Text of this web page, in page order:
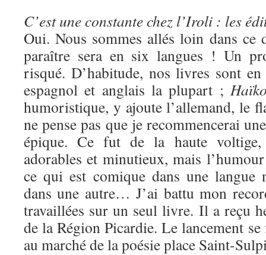
C’est une constante chez l’Iroli : les
Oui. Nous sommes allés loin dans ce
paraître sera en six langues ! Un
risqué. D’habitude, nos livres sont
espagnol et anglais la plupart ;
humoristique, y ajoute l’allemand, le
ne pense pas que je recommencerai
épique. Ce fut de la haute voltige,
adorables et minutieux, mais
ce qui est comique dans une langue
dans une autre… J’ai battu mon
travaillées sur un seul livre. Il a reçu
de la Région Picardie. Le lancement
au marché de la poésie place Saint-